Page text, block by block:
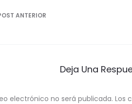
ANTERIOR
Deja Una
electrónico no será publicada. Los